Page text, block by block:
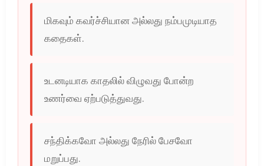
மிகவும் கவர்ச்சியான அல்லது நம்பமுடியாத
கதைகள்.
உடனடியாக காதலில் விழுவது போன்ற
உணர்வை ஏற்படுத்துவது.
சந்திக்கவோ அல்லது நேரில் பேசவோ
மறுப்பது.